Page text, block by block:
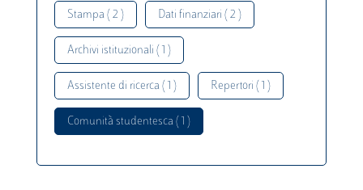
Stampa ( 2 ) Dati finanziari ( 2 )
Archivi istituzionali ( 1 )
Assistente di ricerca ( 1 ) Repertori ( 1 )
Comunità studentesca ( 1 )